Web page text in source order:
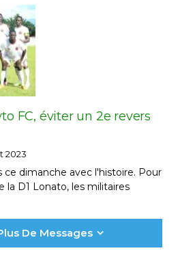
FC, éviter un 2e revers
2023
ce dimanche avec l'histoire. Pour
la D1 Lonato, les militaires
De Messages